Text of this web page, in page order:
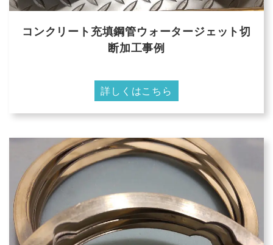
コンクリート充填鋼管ウォータージェット切
断加工事例
詳しくはこちら